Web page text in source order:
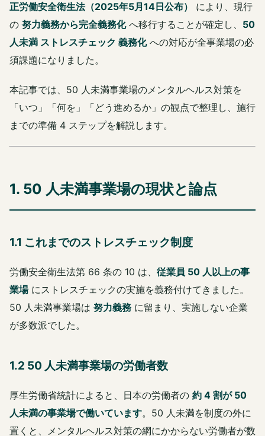
正労働安全衛生法（2025年5月14日公布）
により、現行
の努力義務から完全義務化へ移行することが確定し、 50
人未満 ストレスチェック 義務化への対応が全事業場の必
須課題になりました。
本記事では、50 人未満事業場のメンタルヘルス対策を
「いつ」「何を」「どう進めるか」の観点で整理し、施行
までの準備 4 ステップを解説します。
1. 50 人未満事業場の現状と論点
1.1 これまでのストレスチェック制度
労働安全衛生法第 66 条の 10 は、 従業員 50 人以上の事
業場にストレスチェックの実施を義務付けてきました。
50 人未満事業場は努力義務 に留まり、実施しない企業
が多数派でした。
1.2 50 人未満事業場の労働者数
厚生労働省統計によると、日本の労働者の 約 4 割が 50
人未満の事業場で働いています。50 人未満を制度の外に
置くと、メンタルヘルス対策の網にかからない労働者が数